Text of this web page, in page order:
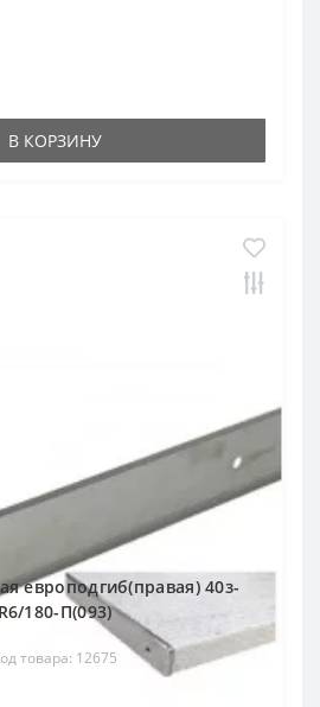
В КОРЗИНУ
европодгиб(правая) 40з-
R6/180-П(093)
товара: 12675